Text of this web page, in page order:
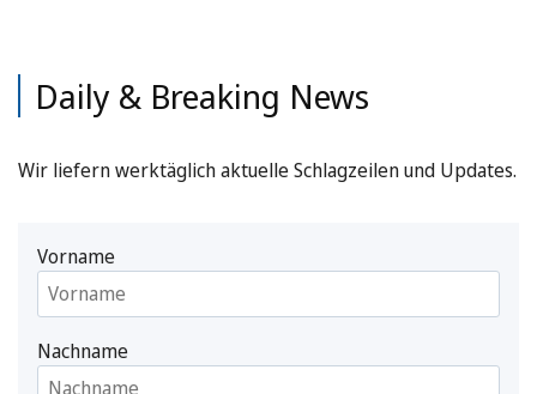
Daily & Breaking News
Wir liefern werktäglich aktuelle Schlagzeilen und Updates.
Vorname
Nachname